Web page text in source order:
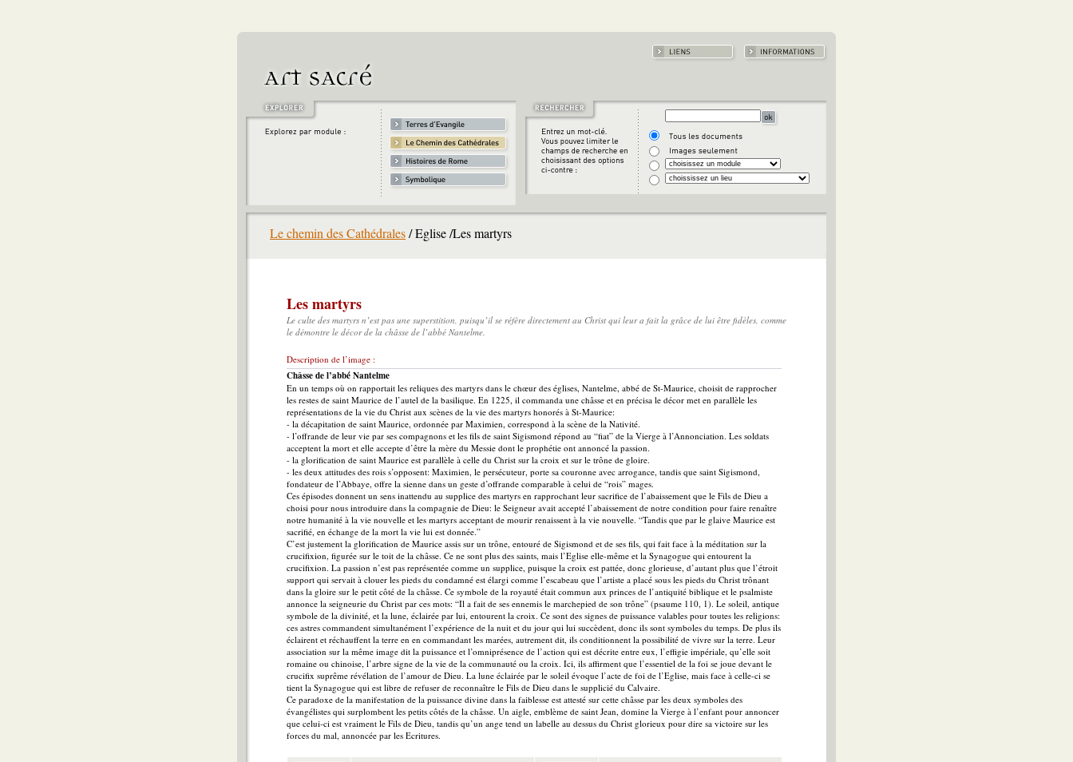
Le chemin des Cathédrales/ Eglise /Les martyrs
Les martyrs
Le culte des martyrs n’est pas une superstition, puisqu’il se réfère directement au Christ qui leur a fait la grâce de lui être fidèles, comme
le démontre le décor de la châsse de l’abbé Nantelme.
Description de l’image :
Châsse de l’abbé Nantelme
En un temps où on rapportait les reliques des martyrs dans le chœur des églises, Nantelme, abbé de St-Maurice, choisit de rapprocher
les restes de saint Maurice de l’autel de la basilique. En 1225, il commanda une châsse et en précisa le décor met en parallèle les
représentations de la vie du Christ aux scènes de la vie des martyrs honorés à St-Maurice:
- la décapitation de saint Maurice, ordonnée par Maximien, correspond à la scène de la Nativité.
- l’offrande de leur vie par ses compagnons et les fils de saint Sigismond répond au “fiat” de la Vierge à l’Annonciation. Les soldats
acceptent la mort et elle accepte d’être la mère du Messie dont le prophétie ont annoncé la passion.
- la glorification de saint Maurice est parallèle à celle du Christ sur la croix et sur le trône de gloire.
- les deux attitudes des rois s’opposent: Maximien, le persécuteur, porte sa couronne avec arrogance, tandis que saint Sigismond,
fondateur de l’Abbaye, offre la sienne dans un geste d’offrande comparable à celui de “rois” mages.
Ces épisodes donnent un sens inattendu au supplice des martyrs en rapprochant leur sacrifice de l’abaissement que le Fils de Dieu a
choisi pour nous introduire dans la compagnie de Dieu: le Seigneur avait accepté l’abaissement de notre condition pour faire renaître
notre humanité à la vie nouvelle et les martyrs acceptant de mourir renaissent à la vie nouvelle. “Tandis que par le glaive Maurice est
sacrifié, en échange de la mort la vie lui est donnée.”
C’est justement la glorification de Maurice assis sur un trône, entouré de Sigismond et de ses fils, qui fait face à la méditation sur la
crucifixion, figurée sur le toit de la châsse. Ce ne sont plus des saints, mais l’Eglise elle-même et la Synagogue qui entourent la
crucifixion. La passion n’est pas représentée comme un supplice, puisque la croix est pattée, donc glorieuse, d’autant plus que l’étroit
support qui servait à clouer les pieds du condamné est élargi comme l’escabeau que l’artiste a placé sous les pieds du Christ trônant
dans la gloire sur le petit côté de la châsse. Ce symbole de la royauté était commun aux princes de l’antiquité biblique et le psalmiste
annonce la seigneurie du Christ par ces mots: “Il a fait de ses ennemis le marchepied de son trône” (psaume 110, 1). Le soleil, antique
symbole de la divinité, et la lune, éclairée par lui, entourent la croix. Ce sont des signes de puissance valables pour toutes les religions:
ces astres commandent simultanément l’expérience de la nuit et du jour qui lui succèdent, donc ils sont symboles du temps. De plus ils
éclairent et réchauffent la terre en en commandant les marées, autrement dit, ils conditionnent la possibilité de vivre sur la terre. Leur
association sur la même image dit la puissance et l’omniprésence de l’action qui est décrite entre eux, l’effigie impériale, qu’elle soit
romaine ou chinoise, l’arbre signe de la vie de la communauté ou la croix. Ici, ils affirment que l’essentiel de la foi se joue devant le
crucifix suprême révélation de l’amour de Dieu. La lune éclairée par le soleil évoque l’acte de foi de l’Eglise, mais face à celle-ci se
tient la Synagogue qui est libre de refuser de reconnaître le Fils de Dieu dans le supplicié du Calvaire.
Ce paradoxe de la manifestation de la puissance divine dans la faiblesse est attesté sur cette châsse par les deux symboles des
évangélistes qui surplombent les petits côtés de la châsse. Un aigle, emblème de saint Jean, domine la Vierge à l’enfant pour annoncer
que celui-ci est vraiment le Fils de Dieu, tandis qu’un ange tend un labelle au dessus du Christ glorieux pour dire sa victoire sur les
forces du mal, annoncée par les Ecritures.